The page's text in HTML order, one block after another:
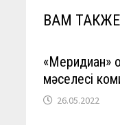
ВАМ
«Меридиан»
мәселесі
26.05.2022